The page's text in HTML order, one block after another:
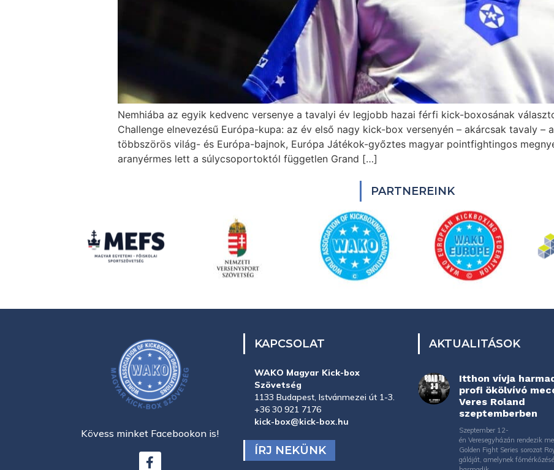
Nemhiába az egyik kedvenc versenye a tavalyi év legjobb hazai férfi kick-boxosának
Challenge elnevezésű Európa-kupa: az év első nagy kick-box versenyén – akárcsak tavaly
többszörös világ- és Európa-bajnok, Európa Játékok-győztes magyar pointfightingos
aranyérmes lett a súlycsoportoktól független Grand […]
PARTNEREINK
Kövess minket Facebookon is!
KAPCSOLAT
WAKO Magyar Kick-box
Szövetség
1133 Budapest, Istvánmezei út 1-3.
+36 30 921 7176
kick-box@kick-box.hu
ÍRJ NEKÜNK
AKTUALITÁSOK
Itthon vívja
profi ökölvívó
Veres Roland
szeptemberben
Szeptember 12-
én Veresegyházán rendezik
Golden Fight Series sorozat
gáláját, amelynek